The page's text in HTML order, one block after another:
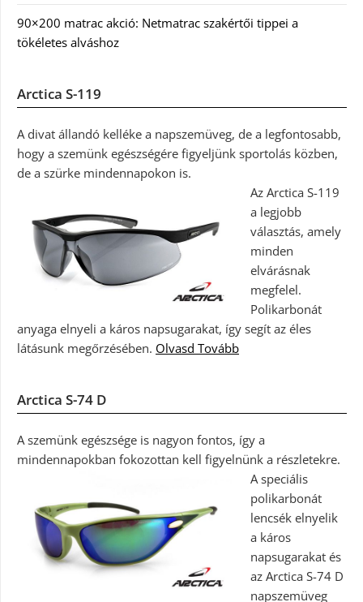
90×200 matrac akció: Netmatrac szakértői tippei a
tökéletes alváshoz
Arctica S-119
A divat állandó kelléke a napszemüveg, de a legfontosabb,
hogy a szemünk egészségére figyeljünk sportolás közben,
de a szürke mindennapokon is.
Az Arctica S-119
a legjobb
választás, amely
minden
elvárásnak
megfelel.
Polikarbonát
anyaga elnyeli a káros napsugarakat, így segít az éles
látásunk megőrzésében. Olvasd Tovább
Arctica S-74 D
A szemünk egészsége is nagyon fontos, így a
mindennapokban fokozottan kell figyelnünk a részletekre.
A speciális
polikarbonát
lencsék elnyelik
a káros
napsugarakat és
az Arctica S-74 D
napszemüveg